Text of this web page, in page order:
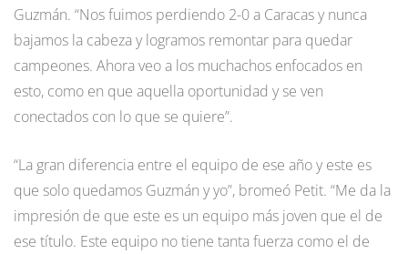
Guzmán. “Nos fuimos perdiendo 2-0 a Caracas y nunca
bajamos la cabeza y logramos remontar para quedar
campeones. Ahora veo a los muchachos enfocados en
esto, como en que aquella oportunidad y se ven
conectados con lo que se quiere”.
“La gran diferencia entre el equipo de ese año y este es
que solo quedamos Guzmán y yo”, bromeó Petit. “Me da la
impresión de que este es un equipo más joven que el de
ese título. Este equipo no tiene tanta fuerza como el de